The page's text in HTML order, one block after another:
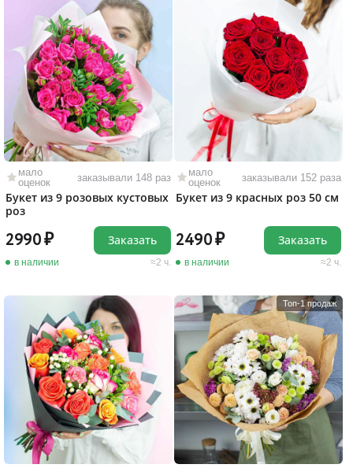
мало
оценок
заказывали 148 раз
Букет из 9 розовых кустовых
роз
2990
в наличии 2 ч.
Заказать
мало
оценок
заказывали 152 раза
Букет из 9 красных роз 50 см
2490
в наличии 2 ч.
Заказать
Топ-1 продаж